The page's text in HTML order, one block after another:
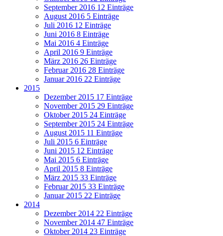
September 2016 12 Einträge
August 2016 5 Einträge
Juli 2016 12 Einträge
Juni 2016 8 Einträge
Mai 2016 4 Einträge
April 2016 9 Einträge
März 2016 26 Einträge
Februar 2016 28 Einträge
Januar 2016 22 Einträge
2015
Dezember 2015 17 Einträge
November 2015 29 Einträge
Oktober 2015 24 Einträge
September 2015 24 Einträge
August 2015 11 Einträge
Juli 2015 6 Einträge
Juni 2015 12 Einträge
Mai 2015 6 Einträge
April 2015 8 Einträge
März 2015 33 Einträge
Februar 2015 33 Einträge
Januar 2015 22 Einträge
2014
Dezember 2014 22 Einträge
November 2014 47 Einträge
Oktober 2014 23 Einträge